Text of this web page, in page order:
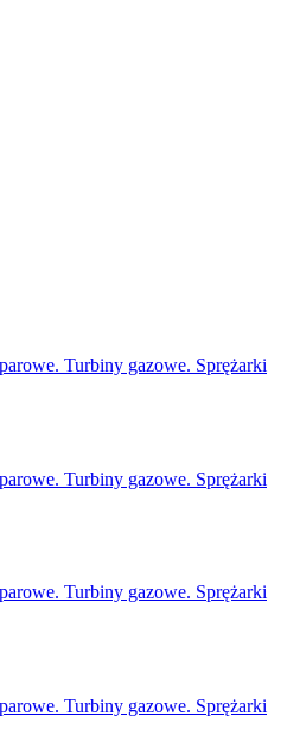
Turbiny gazowe. Sprężarki
Turbiny gazowe. Sprężarki
Turbiny gazowe. Sprężarki
Turbiny gazowe. Sprężarki